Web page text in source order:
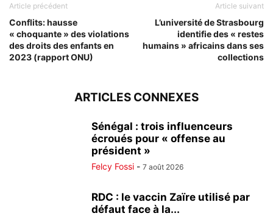
Article précédent
Conflits: hausse
« choquante » des violations
des droits des enfants en
2023 (rapport ONU)
Article suivant
L’université de Strasbourg
identifie des « restes
humains » africains dans ses
collections
ARTICLES CONNEXES
Sénégal : trois influenceurs
écroués pour « offense au
président »
Felcy Fossi - 7 août 2026
RDC : le vaccin Zaïre utilisé par
défaut face à la...